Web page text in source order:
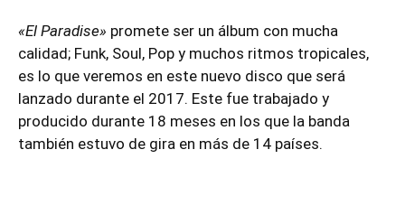
«El Paradise» promete ser un álbum con mucha
calidad; Funk, Soul, Pop y muchos ritmos tropicales,
es lo que veremos en este nuevo disco que será
lanzado durante el 2017. Este fue trabajado y
producido durante 18 meses en los que la banda
también estuvo de gira en más de 14 países.